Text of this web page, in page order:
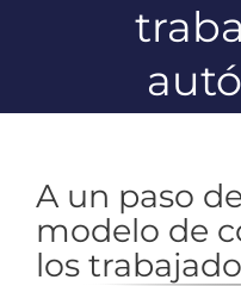
A un paso
modelo de
los